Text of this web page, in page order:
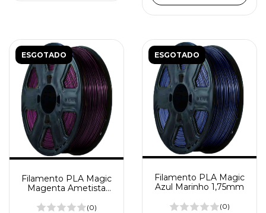
ESGOTADO
Filamento PLA Magic
Magenta Ametista
(0)
ESGOTADO
Filamento PLA Magic
Azul Marinho 1,75mm
(0)